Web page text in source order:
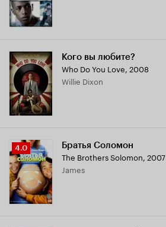
Кого вы любите?
Who Do You Love, 2008
Willie Dixon
Рейтинг
Кинопоиска
4.0
4.0 Братья Соломон
The Brothers Solomon, 2007
James